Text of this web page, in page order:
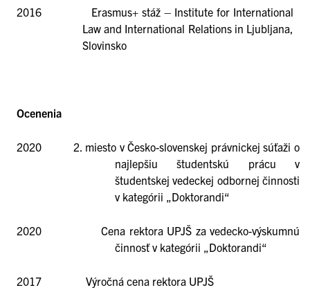
2016 Erasmus+ stáž – Institute for International
Law and International Relations in Ljubljana,
Slovinsko
Ocenenia
2020 2. miesto v Česko-slovenskej právnickej súťaži o
najlepšiu študentskú prácu v
študentskej vedeckej odbornej činnosti
v kategórii „Doktorandi“
2020 Cena rektora UPJŠ za vedecko-výskumnú
činnosť v kategórii „Doktorandi“
2017 Výročná cena rektora UPJŠ